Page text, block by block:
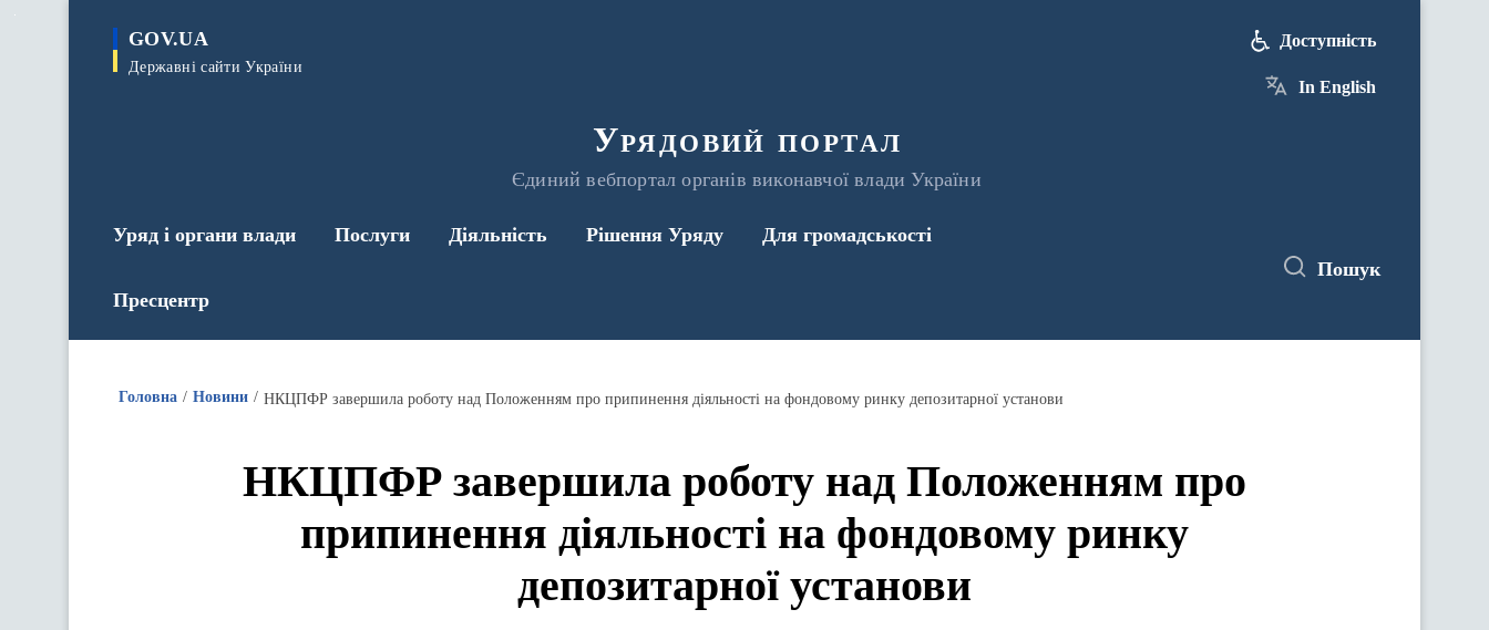
GOV.UA
Державні сайти України
Урядовий портал
Єдиний вебпортал органів виконавчої влади України
Доступність
In English
Уряд і органи влади Послуги Діяльність Рішення Уряду Для громадськості
Пресцентр
Пошук
Головна Новини НКЦПФР завершила роботу над Положенням про припинення діяльності на фондовому ринку депозитарної установи
НКЦПФР завершила роботу над Положенням про
припинення діяльності на фондовому ринку
депозитарної установи